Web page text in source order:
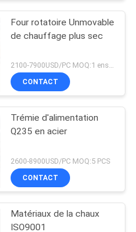
Four rotatoire Unmovable
de chauffage plus sec
2100-7900USD/PC MOQ:1 ensemble
CONTACT
Trémie d'alimentation
Q235 en acier
2600-8900USD/PC MOQ:5 PCS
CONTACT
Matériaux de la chaux
ISO9001